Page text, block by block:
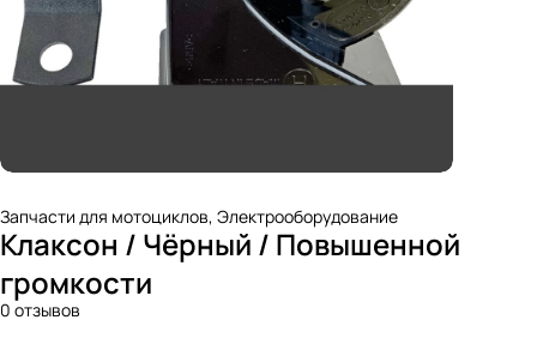
Запчасти для мотоциклов, Электрооборудование
Клаксон / Чёрный / Повышенной
громкости
0 отзывов